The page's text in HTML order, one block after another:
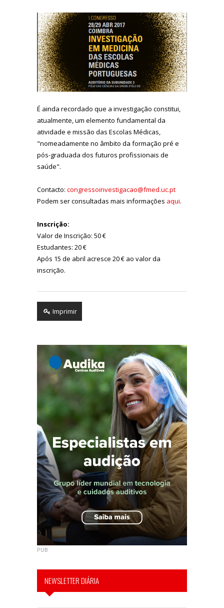
É ainda recordado que a investigação constitui,
atualmente, um elemento fundamental da
atividade e missão das Escolas Médicas,
"nomeadamente no âmbito da formação pré e
pós-graduada dos futuros profissionais de
saúde".
Contacto: congressoinvestigacao@fmed.uc.pt
Podem ser consultadas mais informações aqui.
Inscrição:
Valor de Inscrição: 50 €
Estudantes: 20 €
Após 15 de abril acresce 20 € ao valor da
inscrição.
Imprimir
PUB
NEWSLETTER DIÁRIA